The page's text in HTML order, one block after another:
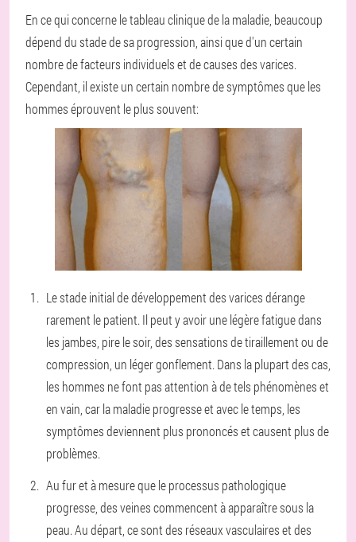
En ce qui concerne le tableau clinique de la maladie, beaucoup
dépend du stade de sa progression, ainsi que d'un certain
nombre de facteurs individuels et de causes des varices.
Cependant, il existe un certain nombre de symptômes que les
hommes éprouvent le plus souvent:
Le stade initial de développement des varices dérange
rarement le patient. Il peut y avoir une légère fatigue dans
les jambes, pire le soir, des sensations de tiraillement ou de
compression, un léger gonflement. Dans la plupart des cas,
les hommes ne font pas attention à de tels phénomènes et
en vain, car la maladie progresse et avec le temps, les
symptômes deviennent plus prononcés et causent plus de
problèmes.
Au fur et à mesure que le processus pathologique
progresse, des veines commencent à apparaître sous la
peau. Au départ, ce sont des réseaux vasculaires et des